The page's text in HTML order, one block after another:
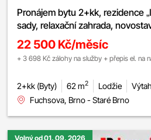
Pronájem bytu 2+kk, rezidence
sady, relaxační zahrada,
rekuperace, klimatizace, lodžie,
22 500 Kč/měsíc
+ 3 698 Kč zálohy na služby + přepis el. na
2+kk (Byty) 62 m2 Lodžie
Výtah
Fuchsova, Brno - Staré Brno
Volný od 01. 09. 2026